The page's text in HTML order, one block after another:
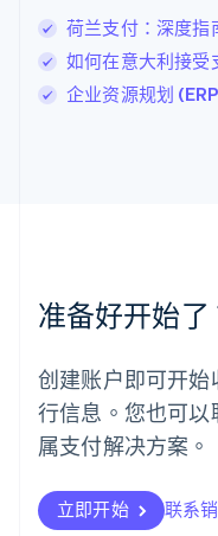
荷兰支付：深度指
如何在意大利接受
企业资源规划
准备好开始了
创建账户即可开
行信息。您也可
属支付解决方案。
立即开始 联系
卢森堡
罗马尼亚
English
挪威
葡萄牙
Português English
日本
日本語English
瑞典
瑞士
DeutschFrançais